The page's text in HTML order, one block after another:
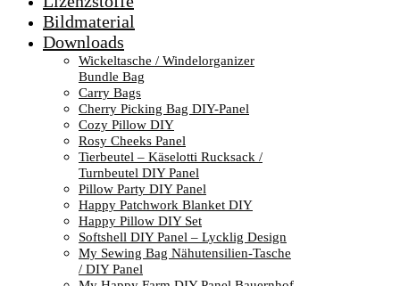
Bildmaterial
Downloads
Wickeltasche / Windelorganizer
Bundle Bag
Carry Bags
Cherry Picking Bag DIY-Panel
Cozy Pillow DIY
Rosy Cheeks Panel
Tierbeutel – Käselotti Rucksack /
Turnbeutel DIY Panel
Pillow Party DIY Panel
Happy Patchwork Blanket DIY
Happy Pillow DIY Set
Softshell DIY Panel – Lycklig Design
My Sewing Bag Nähutensilien-Tasche
/ DIY Panel